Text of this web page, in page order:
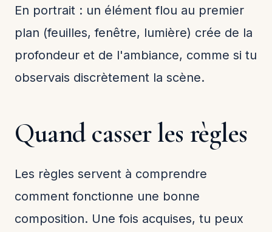
En portrait : un élément flou au premier
plan (feuilles, fenêtre, lumière) crée de la
profondeur et de l'ambiance, comme si tu
observais discrètement la scène.
Quand casser les règles
Les règles servent à comprendre
comment fonctionne une bonne
composition. Une fois acquises, tu peux